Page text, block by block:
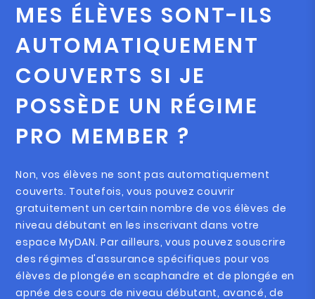
MES ÉLÈVES SONT-ILS
AUTOMATIQUEMENT
COUVERTS SI JE
POSSÈDE UN RÉGIME
PRO MEMBER ?
Non, vos élèves ne sont pas automatiquement
couverts. Toutefois, vous pouvez couvrir
gratuitement un certain nombre de vos élèves de
niveau débutant en les inscrivant dans votre
espace MyDAN. Par ailleurs, vous pouvez souscrire
des régimes d'assurance spécifiques pour vos
élèves de plongée en scaphandre et de plongée en
apnée des cours de niveau débutant, avancé, de